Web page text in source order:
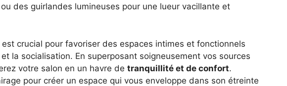
des guirlandes lumineuses pour une lueur vacillante et
crucial pour favoriser des espaces intimes et fonctionnels
la socialisation. En superposant soigneusement vos sources
votre salon en un havre de tranquillité et de confort.
pour créer un espace qui vous enveloppe dans son étreinte